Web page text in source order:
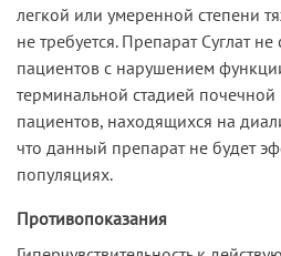
легкой или умеренной степени
не требуется. Препарат Суглат не
пациентов с нарушением
терминальной стадией почечной
пациентов, находящихся на
что данный препарат не будет
популяциях.
Противопоказания